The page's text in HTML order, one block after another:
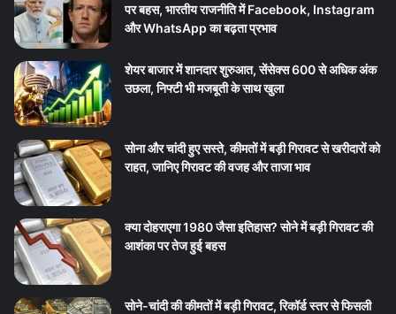
पर बहस, भारतीय राजनीति में Facebook, Instagram
और WhatsApp का बढ़ता प्रभाव
शेयर बाजार में शानदार शुरुआत, सेंसेक्स 600 से अधिक अंक
उछला, निफ्टी भी मजबूती के साथ खुला
सोना और चांदी हुए सस्ते, कीमतों में बड़ी गिरावट से खरीदारों को
राहत, जानिए गिरावट की वजह और ताजा भाव
क्या दोहराएगा 1980 जैसा इतिहास? सोने में बड़ी गिरावट की
आशंका पर तेज हुई बहस
सोने-चांदी की कीमतों में बड़ी गिरावट, रिकॉर्ड स्तर से फिसली